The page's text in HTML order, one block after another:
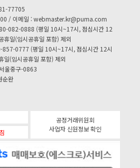
77705
/ 이메일 :webmaster.kr@puma.com
082-0888 (평일 10시~17시, 점심시간 12
휴일(임시공휴일 포함) 제외
857-0777 (평일 10시~17시, 점심시간 12시
일(임시공휴일 포함) 제외
울중구-0863
순완
공정거래위원회
사업자 신원정보 확인